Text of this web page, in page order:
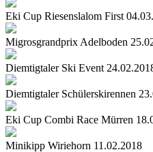
Eki Cup Riesenslalom First
Migrosgrandprix Adelboden
Diemtigtaler Ski Event
Diemtigtaler Schülerskirennen
Eki Cup Combi Race Mürren
Minikipp Wiriehorn 11.02.2018